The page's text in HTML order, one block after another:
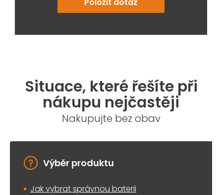
Situace, které řešíte při
nákupu nejčastěji
Nakupujte bez obav
Výběr produktu
Jak vybrat správnou baterii